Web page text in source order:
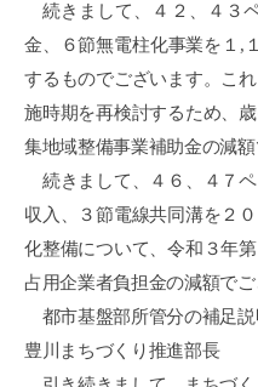
続きまして、４２、４３
金、６節無電柱化事業を１ ,
するものでございます。こ
施時期を再検討するため、
集地域整備事業補助金の減
続きまして、４６、４７
収入、３節電線共同溝を２
化整備について、令和３年
占用企業者負担金の減額で
都市基盤部所管分の補足説
豊川まちづくり推進部長